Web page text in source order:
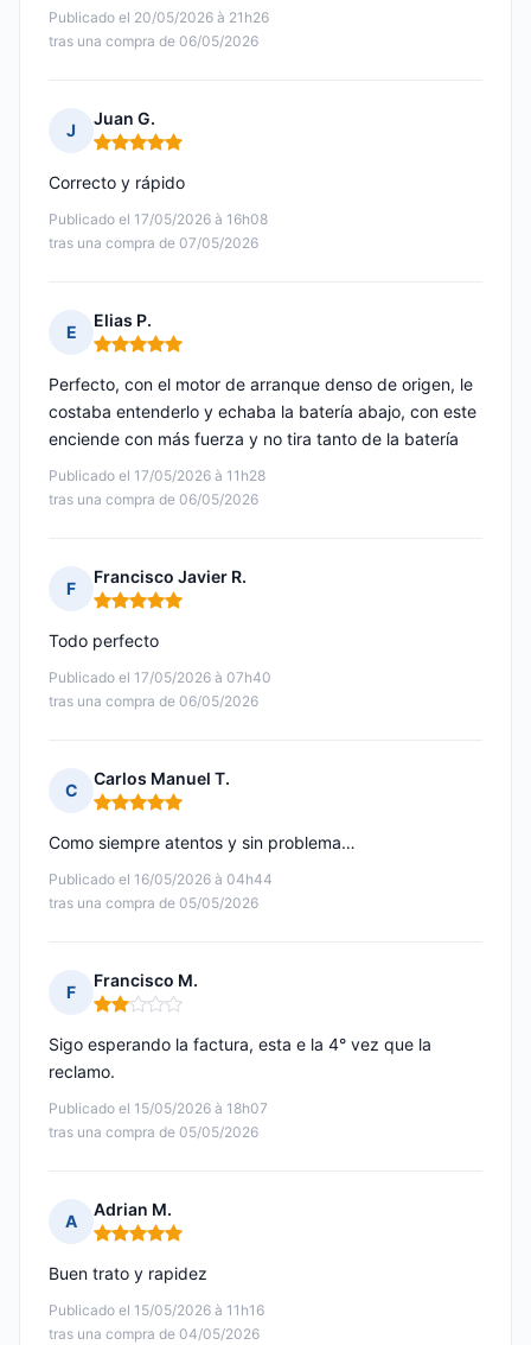
Publicado el 20/05/2026 à 21h26
tras una compra de 06/05/2026
J
Juan G.
Nota: 5 de 5
Publicado el 17/05/2026 à 16h08
tras una compra de 07/05/2026
Correcto y rápido
E
Elias P.
Nota: 5 de 5
Publicado el 17/05/2026 à 11h28
tras una compra de 06/05/2026
Perfecto, con el motor de arranque denso de origen, le
costaba entenderlo y echaba la batería abajo, con este
enciende con más fuerza y no tira tanto de la batería
F
Francisco Javier R.
Nota: 5 de 5
Publicado el 17/05/2026 à 07h40
tras una compra de 06/05/2026
Todo perfecto
C
Carlos Manuel T.
Nota: 5 de 5
Publicado el 16/05/2026 à 04h44
tras una compra de 05/05/2026
Como siempre atentos y sin problema…
F
Francisco M.
Nota: 2 de 5
Publicado el 15/05/2026 à 18h07
tras una compra de 05/05/2026
Sigo esperando la factura, esta e la 4° vez que la
reclamo.
A
Adrian M.
Nota: 5 de 5
Publicado el 15/05/2026 à 11h16
tras una compra de 04/05/2026
Buen trato y rapidez